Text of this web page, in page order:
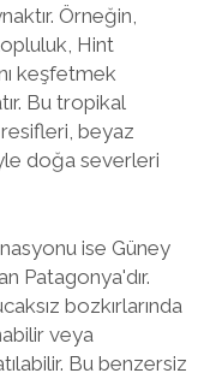
Örneğin,
Hint
keşfetmek
Bu tropikal
beyaz
doğa severleri
ise Güney
Patagonya'dır.
bozkırlarında
veya
Bu benzersiz